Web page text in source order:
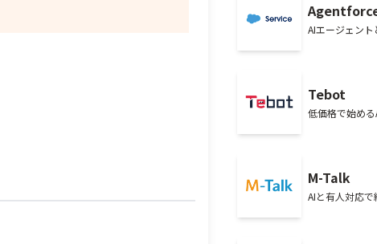
AIエージェン
Tebot
低価格で始め
M-Talk
AIと有人対応